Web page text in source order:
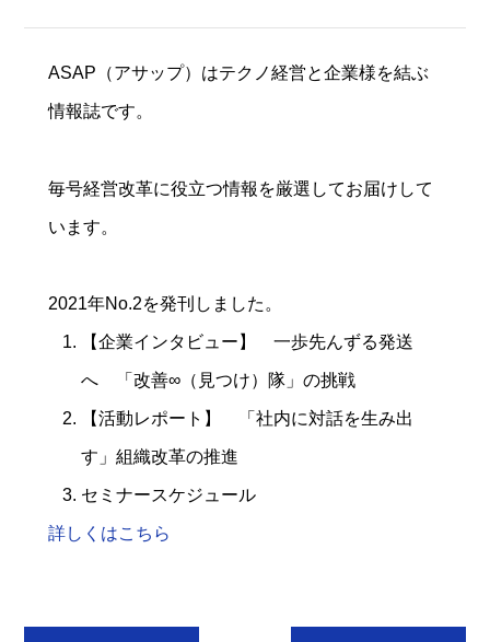
ASAP（アサップ）はテクノ経営と企業様を結ぶ
情報誌です。
毎号経営改革に役立つ情報を厳選してお届けして
います。
2021年No.2を発刊しました。
【企業インタビュー】 一歩先んずる発送
へ 「改善∞（見つけ）隊」の挑戦
【活動レポート】 「社内に対話を生み出
す」組織改革の推進
セミナースケジュール
詳しくはこちら